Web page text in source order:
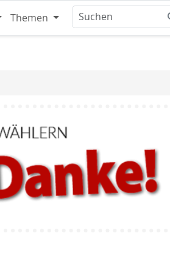
Themen